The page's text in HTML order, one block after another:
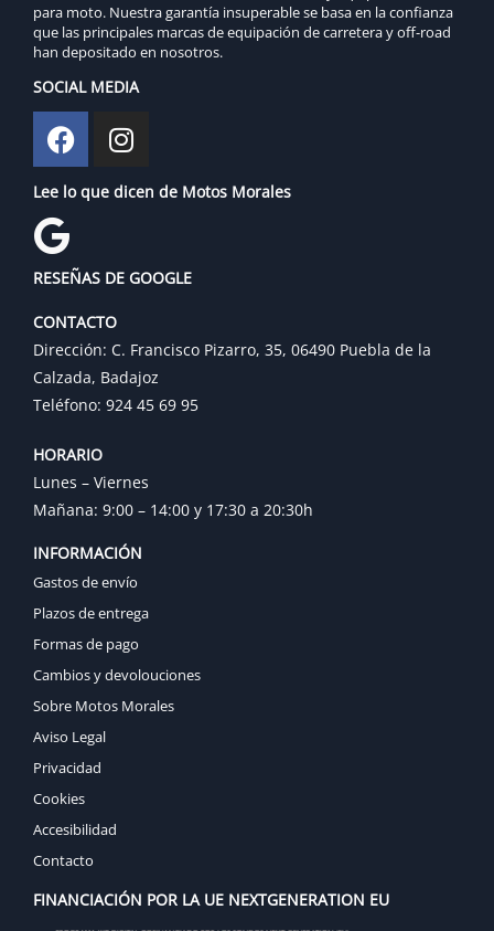
para moto. Nuestra garantía insuperable se basa en la confianza
que las principales marcas de equipación de carretera y off-road
han depositado en nosotros.
SOCIAL MEDIA
Lee lo que dicen de Motos Morales
RESEÑAS DE GOOGLE
CONTACTO
Dirección: C. Francisco Pizarro, 35, 06490 Puebla de la
Calzada, Badajoz
Teléfono: 924 45 69 95
HORARIO
Lunes – Viernes
Mañana: 9:00 – 14:00 y 17:30 a 20:30h
INFORMACIÓN
Gastos de envío
Plazos de entrega
Formas de pago
Cambios y devolouciones
Sobre Motos Morales
Aviso Legal
Privacidad
Cookies
Accesibilidad
Contacto
FINANCIACIÓN POR LA UE NEXTGENERATION EU